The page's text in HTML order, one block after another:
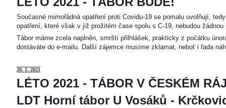
Současné mimořádná opatření proti Covidu-19 se pomalu uvolňují,
opatření, které však v již prožitém čase spolu s C-19, nebudou žádnou
Tábor máme zcela naplněn, smrští přilhlášek, prakticky z počátku
dostáváte do e-mailu. Další zájemce musíme zklamat, neboť i řada
20. 1. 2021
LÉTO 2021 - TÁBOR V ČESKÉM
LDT Horní tábor U Vosáků -